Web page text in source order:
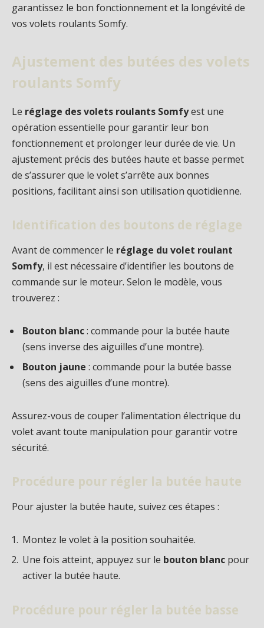
garantissez le bon fonctionnement et la longévité de
vos volets roulants Somfy.
Ajustement des butées des volets
roulants Somfy
Le réglage des volets roulants Somfyest une
opération essentielle pour garantir leur bon
fonctionnement et prolonger leur durée de vie. Un
ajustement précis des butées haute et basse permet
de s’assurer que le volet s’arrête aux bonnes
positions, facilitant ainsi son utilisation quotidienne.
Identification des boutons de réglage
Avant de commencer le réglage du volet roulant
Somfy, il est nécessaire d’identifier les boutons de
commande sur le moteur. Selon le modèle, vous
trouverez :
Bouton blanc: commande pour la butée haute
(sens inverse des aiguilles d’une montre).
Bouton jaune : commande pour la butée basse
(sens des aiguilles d’une montre).
Assurez-vous de couper l’alimentation électrique du
volet avant toute manipulation pour garantir votre
sécurité.
Procédure pour régler la butée haute
Pour ajuster la butée haute, suivez ces étapes :
Montez le volet à la position souhaitée.
Une fois atteint, appuyez sur le bouton blanc pour
activer la butée haute.
Procédure pour régler la butée basse